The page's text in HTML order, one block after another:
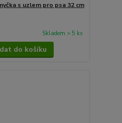
s uzlem pro psa 32 cm
Skladem > 5 ks
do košíku